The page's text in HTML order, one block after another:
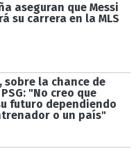
aseguran que Messi
su carrera en la MLS
sobre la chance de
"No creo que
futuro dependiendo
o un país"